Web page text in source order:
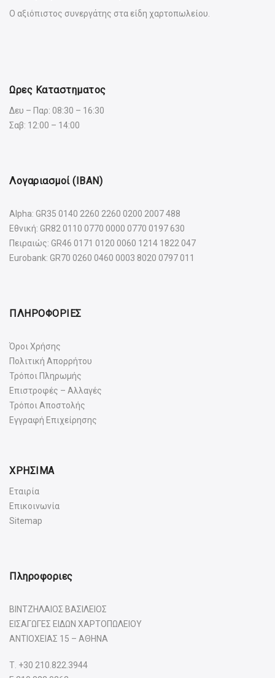
Ο αξιόπιστος συνεργάτης στα είδη χαρτοπωλείου.
Ωρες Καταστηματος
Δευ – Παρ: 08:30 – 16:30
Σαβ: 12:00 – 14:00
Λογαριασμοί (IBAN)
Alpha: GR35 0140 2260 2260 0200 2007 488
Εθνική: GR82 0110 0770 0000 0770 0197 630
Πειραιώς: GR46 0171 0120 0060 1214 1822 047
Eurobank: GR70 0260 0460 0003 8020 0797 011
ΠΛΗΡΟΦΟΡΙΕΣ
Όροι Χρήσης
Πολιτική Απορρήτου
Τρόποι Πληρωμής
Επιστροφές – Αλλαγές
Τρόποι Αποστολής
Εγγραφή Επιχείρησης
ΧΡΗΣΙΜΑ
Εταιρία
Επικοινωνία
Sitemap
Πληροφοριες
ΒΙΝΤΖΗΛΑΙΟΣ ΒΑΣΙΛΕΙΟΣ
ΕΙΣΑΓΩΓΕΣ ΕΙΔΩΝ ΧΑΡΤΟΠΩΛΕΙΟΥ
ΑΝΤΙΟΧΕΙΑΣ 15 – ΑΘΗΝΑ
Τ. +30 210.822.3944